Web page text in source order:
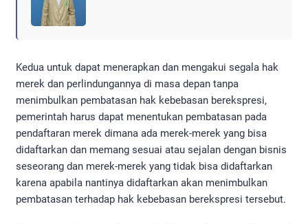
Kedua untuk dapat menerapkan dan mengakui segala hak
merek dan perlindungannya di masa depan tanpa
menimbulkan pembatasan hak kebebasan berekspresi,
pemerintah harus dapat menentukan pembatasan pada
pendaftaran merek dimana ada merek-merek yang bisa
didaftarkan dan memang sesuai atau sejalan dengan bisnis
seseorang dan merek-merek yang tidak bisa didaftarkan
karena apabila nantinya didaftarkan akan menimbulkan
pembatasan terhadap hak kebebasan berekspresi tersebut.